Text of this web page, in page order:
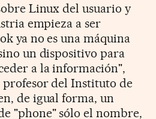
Linux del usuario y
empieza a ser
ya no es una máquina
un dispositivo para
a la información",
profesor del Instituto de
de igual forma, un
"phone" sólo el nombre,